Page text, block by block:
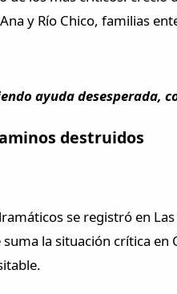
y Río Chico, familias
ayuda desesperada,
destruidos
se registró en
suma la situación crítica